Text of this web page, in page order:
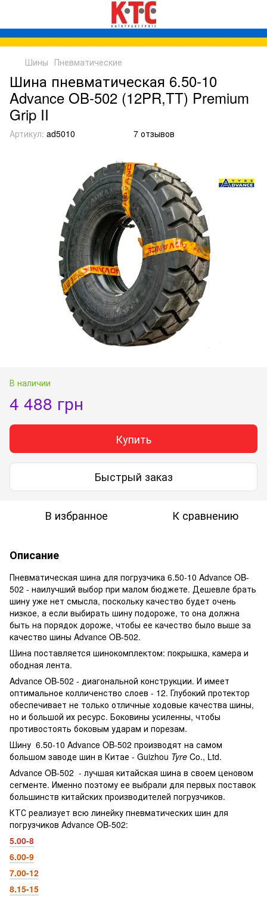
Шины Пневматические
Шина пневматическая 6.50-10
Advance OB-502 (12PR,TT) Premium
Grip II
Артикул: ad5010 7 отзывов
В наличии
4 488 грн
Купить
Быстрый заказ
В избранное К сравнению
Описание
Пневматическая шина для погрузчика 6.50-10 Advance OB-
502 - наилучший выбор при малом бюджете. Дешевле брать
шину уже нет смысла, поскольку качество будет очень
низкое, а если выбирать шину подороже, то она должна
быть на порядок дороже, чтобы ее качество было выше за
качество шины Advance OB-502.
Шина поставляется шинокомплектом: покрышка, камера и
ободная лента.
Advance OB-502 - диагональной конструкции. И имеет
оптимальное колличенство слоев - 12. Глубокий протектор
обеспечивает не только отличные ходовые качества шины,
но и большой их ресурс. Боковины усиленны, чтобы
противостоять боковым ударам и порезам.
Шину 6.50-10 Advance OB-502 производят на самом
большом заводе шин в Китае - Guizhou Tyre Co., Ltd.
Advance OB-502 - лучшая китайская шина в своем ценовом
сегменте. Именно поэтому ее выбрали для первых поставок
большинств китайских производителей погрузчиков.
КТС реализует всю линейку пневматических шин для
погрузчиков Advance OB-502:
5.00-8
6.00-9
7.00-12
8.15-15